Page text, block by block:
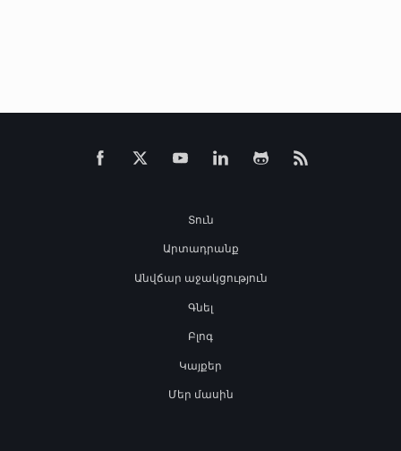
Տուն
Արտադրանք
Անվճար աջակցություն
Գնել
Բլոգ
Կայքեր
Մեր մասին